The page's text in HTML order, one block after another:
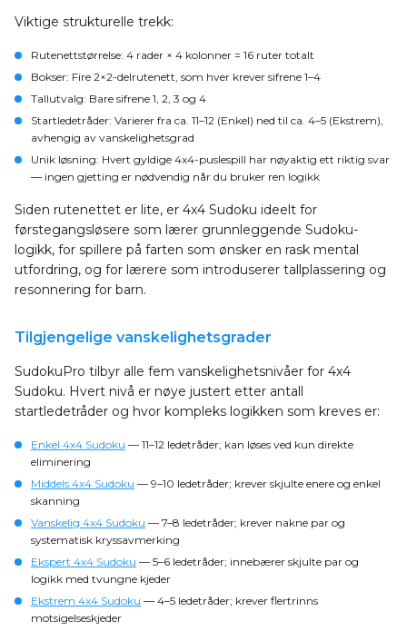
Viktige strukturelle trekk:
Rutenettstørrelse: 4 rader × 4 kolonner = 16 ruter totalt
Bokser: Fire 2×2-delrutenett, som hver krever sifrene 1–4
Tallutvalg: Bare sifrene 1, 2, 3 og 4
Startledetråder: Varierer fra ca. 11–12 (Enkel) ned til ca. 4–5 (Ekstrem),
avhengig av vanskelighetsgrad
Unik løsning: Hvert gyldige 4x4-puslespill har nøyaktig ett riktig svar
— ingen gjetting er nødvendig når du bruker ren logikk
Siden rutenettet er lite, er 4x4 Sudoku ideelt for
førstegangsløsere som lærer grunnleggende Sudoku-
logikk, for spillere på farten som ønsker en rask mental
utfordring, og for lærere som introduserer tallplassering og
resonnering for barn.
Tilgjengelige vanskelighetsgrader
SudokuPro tilbyr alle fem vanskelighetsnivåer for 4x4
Sudoku. Hvert nivå er nøye justert etter antall
startledetråder og hvor kompleks logikken som kreves er:
Enkel 4x4 Sudoku — 11–12 ledetråder; kan løses ved kun direkte
eliminering
Middels 4x4 Sudoku — 9–10 ledetråder; krever skjulte enere og enkel
skanning
Vanskelig 4x4 Sudoku — 7–8 ledetråder; krever nakne par og
systematisk kryssavmerking
Ekspert 4x4 Sudoku — 5–6 ledetråder; innebærer skjulte par og
logikk med tvungne kjeder
Ekstrem 4x4 Sudoku — 4–5 ledetråder; krever flertrinns
motsigelseskjeder